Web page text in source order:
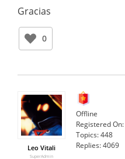
Gracias
0
Leo Vitali
SuperAdmin
Offline
Registered On:
Topics:448
Replies:4069